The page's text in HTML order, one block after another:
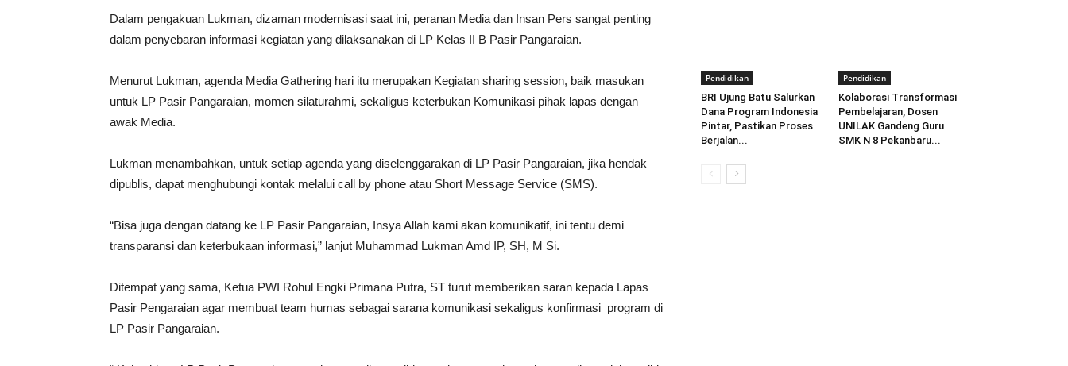
Dalam pengakuan Lukman, dizaman modernisasi saat ini, peranan Media dan Insan Pers sangat penting
dalam penyebaran informasi kegiatan yang dilaksanakan di LP Kelas II B Pasir Pangaraian.
Menurut Lukman, agenda Media Gathering hari itu merupakan Kegiatan sharing session, baik masukan
untuk LP Pasir Pangaraian, momen silaturahmi, sekaligus keterbukan Komunikasi pihak lapas dengan
awak Media.
Lukman menambahkan, untuk setiap agenda yang diselenggarakan di LP Pasir Pangaraian, jika hendak
dipublis, dapat menghubungi kontak melalui call by phone atau Short Message Service (SMS).
“Bisa juga dengan datang ke LP Pasir Pangaraian, Insya Allah kami akan komunikatif, ini tentu demi
transparansi dan keterbukaan informasi,” lanjut Muhammad Lukman Amd IP, SH, M Si.
Ditempat yang sama, Ketua PWI Rohul Engki Primana Putra, ST turut memberikan saran kepada Lapas
Pasir Pengaraian agar membuat team humas sebagai sarana komunikasi sekaligus konfirmasi program di
LP Pasir Pangaraian.
Pendidikan
BRI Ujung Batu Salurkan
Dana Program Indonesia
Pintar, Pastikan Proses
Berjalan...
Pendidikan
Kolaborasi Transformasi
Pembelajaran, Dosen
UNILAK Gandeng Guru
SMK N 8 Pekanbaru...